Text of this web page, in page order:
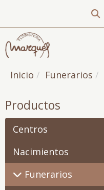
Inicio Funerarios
Productos
Centros
Nacimientos
Funerarios